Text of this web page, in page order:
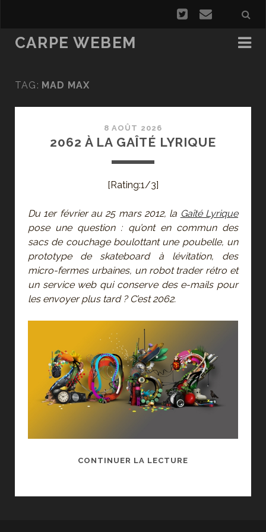
CARPE WEBEM
TAG: MAD MAX
8 AOÛT 2026
2062 À LA GAÎTÉ LYRIQUE
[Rating:1/3]
Du 1er février au 25 mars 2012, la Gaîté Lyrique
pose une question : qu’ont en commun des
sacs de couchage boulottant une poubelle, un
prototype de skateboard à lévitation, des
micro-fermes urbaines, un robot trader rétro et
un service web qui conserve des e-mails pour
les envoyer plus tard ? C’est 2062.
CONTINUER LA LECTURE